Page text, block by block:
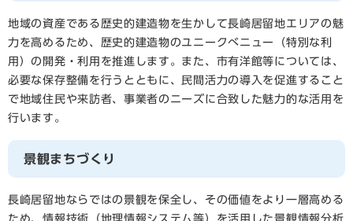
地域の資産である歴史的建造物を生かして長崎居留地エリアの魅
力を高めるため、歴史的建造物のユニークべニュー（特別な利
用）の開発・利用を推進します。また、市有洋館等については、
必要な保存整備を行うとともに、民間活力の導入を促進すること
で地域住民や来訪者、事業者のニーズに合致した魅力的な活用を
行います。
景観まちづくり
長崎居留地ならではの景観を保全し、その価値をより一層高める
ため、情報技術（地理情報システム等）を活用した景観情報分析